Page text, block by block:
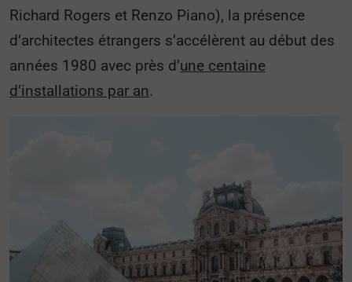
Richard Rogers et Renzo Piano), la présence
d’architectes étrangers s’accélèrent au début des
années 1980 avec près d’une centaine
d’installations par an.